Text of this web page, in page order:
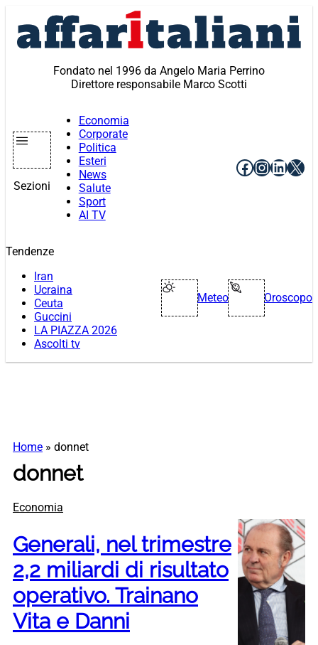
contenuto
Fondato nel 1996 da Angelo Maria Perrino
Direttore responsabile Marco Scotti
Sezioni
Economia
Corporate
Politica
Esteri
News
Salute
Sport
AI TV
Facebook
X
Tendenze
Iran
Ucraina
Ceuta
Guccini
LA PIAZZA 2026
Ascolti tv
Meteo Oroscopo
Home » donnet
donnet
Economia
Generali, nel trimestre
2,2 miliardi di risultato
operativo. Trainano
Vita e Danni